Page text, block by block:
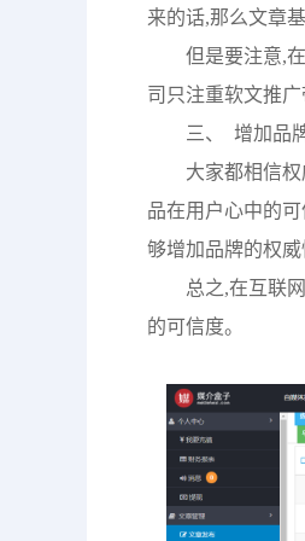
来的话,那么文章
但是要注意,
司只注重软文推
三、 增加品
大家都相信
品在用户心中的
够增加品牌的权威
总之,在互联
的可信度。